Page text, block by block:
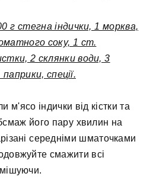
г стегна індички, 1 морква,
соку, 1 ст.
2 склянки води, 3
спеції.
м'ясо індички від кістки та
його пару хвилин на
середніми шматочками
смажити всі